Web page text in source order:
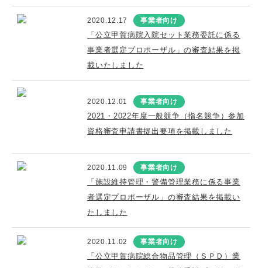
2020.12.17 事業者向け
「公立甲賀病院入院セット業務委託に係る
事業者選定プロポーザル」の審査結果を掲
載いたしました
2020.12.01 事業者向け
2021・2022年度一般競争（指名競争）参加
資格審査申請書提出要項を掲載しました
2020.11.09 事業者向け
「施設維持管理・警備管理業務に係る事業
者選定プロポーザル」の審査結果を掲載い
たしました
2020.11.02 事業者向け
「公立甲賀病院総合物品管理（ＳＰＤ）業